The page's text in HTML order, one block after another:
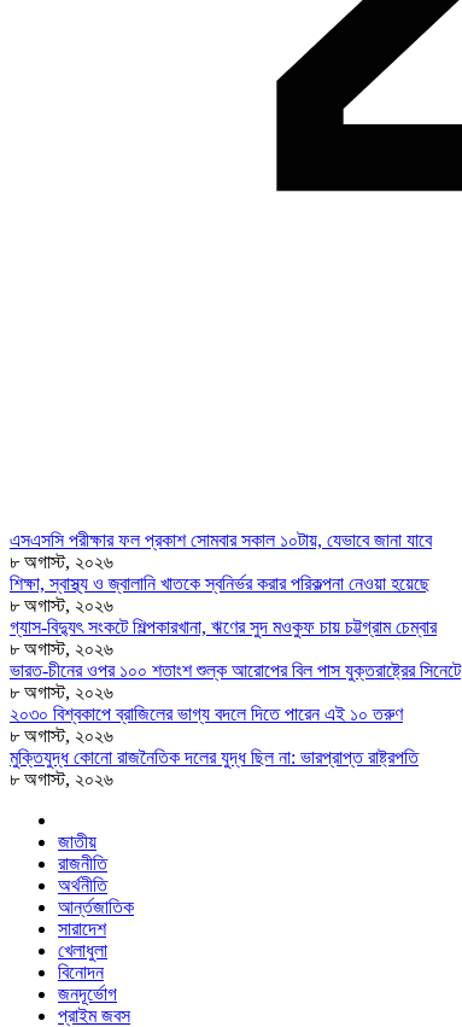
এসএসসি পরীক্ষার ফল প্রকাশ সোমবার সকাল ১০টায়, যেভাবে জানা যাবে
৮ অগাস্ট, ২০২৬
শিক্ষা, স্বাস্থ্য ও জ্বালানি খাতকে স্বনির্ভর করার পরিকল্পনা নেওয়া হয়েছে
৮ অগাস্ট, ২০২৬
গ্যাস-বিদ্যুৎ সংকটে শিল্পকারখানা, ঋণের সুদ মওকুফ চায় চট্টগ্রাম চেম্বার
৮ অগাস্ট, ২০২৬
ভারত-চীনের ওপর ১০০ শতাংশ শুল্ক আরোপের বিল পাস যুক্তরাষ্ট্রের সিনেটে
৮ অগাস্ট, ২০২৬
২০৩০ বিশ্বকাপে ব্রাজিলের ভাগ্য বদলে দিতে পারেন এই ১০ তরুণ
৮ অগাস্ট, ২০২৬
মুক্তিযুদ্ধ কোনো রাজনৈতিক দলের যুদ্ধ ছিল না: ভারপ্রাপ্ত রাষ্ট্রপতি
৮ অগাস্ট, ২০২৬
জাতীয়
রাজনীতি
অর্থনীতি
আর্ন্তজাতিক
সারাদেশ
খেলাধুলা
বিনোদন
জনদূর্ভোগ
প্রাইম জবস